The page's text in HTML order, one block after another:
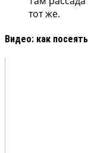
тот же.
Видео: как